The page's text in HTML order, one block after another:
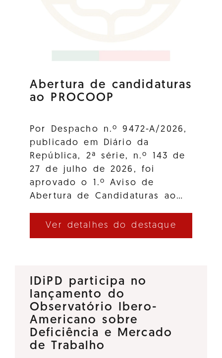
Abertura de candidaturas
ao PROCOOP
Por Despacho n.º 9472-A/2026,
publicado em Diário da
República, 2ª série, n.º 143 de
27 de julho de 2026, foi
aprovado o 1.º Aviso de
Abertura de Candidaturas ao…
Ver detalhes do destaque
IDiPD participa no
lançamento do
Observatório Ibero-
Americano sobre
Deficiência e Mercado
de Trabalho